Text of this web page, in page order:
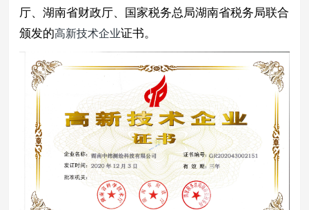
厅、湖南省财政厅、国家税务总局湖南省税务局联合
颁发的高新技术企业证书。